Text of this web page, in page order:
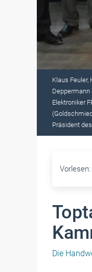
Klaus
Deppermann
Elektroniker
Präsident
Vorlesen:
Die